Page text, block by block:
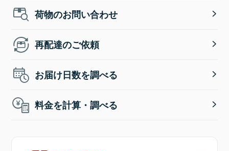
荷物のお問い合わせ
再配達のご依頼
お届け日数を調べる
料金を計算・調べる